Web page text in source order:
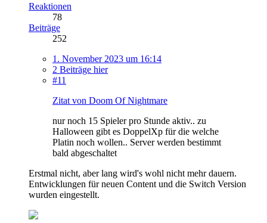
Reaktionen
78
Beiträge
252
1. November 2023 um 16:14
2 Beiträge hier
#11
Zitat von Doom Of Nightmare
nur noch 15 Spieler pro Stunde aktiv.. zu
Halloween gibt es DoppelXp für die welche
Platin noch wollen.. Server werden bestimmt
bald abgeschaltet
Erstmal nicht, aber lang wird's wohl nicht mehr dauern.
Entwicklungen für neuen Content und die Switch Version
wurden eingestellt.